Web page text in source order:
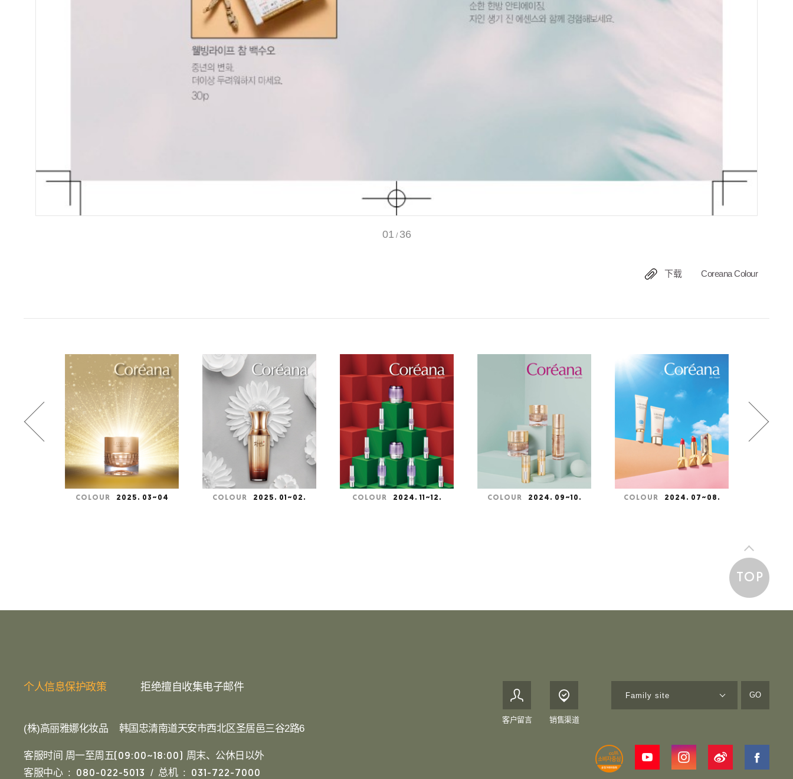
01 / 36
下载 Coreana Colour
COLOUR 2025. 03~04 COLOUR 2025. 01~02. COLOUR 2024. 11~12. COLOUR 2024. 09~10. COLOUR 2024. 07~08.
TOP
个人信息保护政策 拒绝擅自收集电子邮件
客户留言 销售渠道
GO
(株)高丽雅娜化妆品 韩国忠清南道天安市西北区圣居邑三谷2路6
客服时间 周一至周五 (09:00~18:00)
周末、公休日以外
客服中心 :
080-022-5013 / 总机 : 031-722-7000